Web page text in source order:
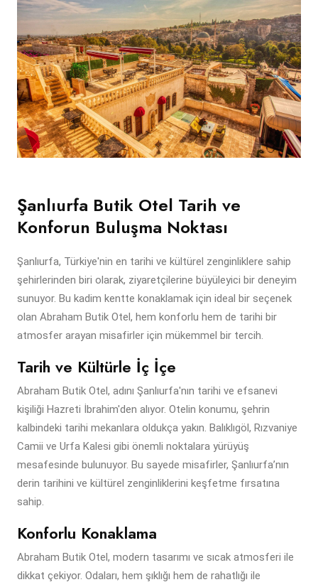
Şanlıurfa Butik Otel Tarih ve
Konforun Buluşma Noktası
Şanlıurfa, Türkiye'nin en tarihi ve kültürel zenginliklere sahip
şehirlerinden biri olarak, ziyaretçilerine büyüleyici bir deneyim
sunuyor. Bu kadim kentte konaklamak için ideal bir seçenek
olan Abraham Butik Otel, hem konforlu hem de tarihi bir
atmosfer arayan misafirler için mükemmel bir tercih.
Tarih ve Kültürle İç İçe
Abraham Butik Otel, adını Şanlıurfa'nın tarihi ve efsanevi
kişiliği Hazreti İbrahim'den alıyor. Otelin konumu, şehrin
kalbindeki tarihi mekanlara oldukça yakın. Balıklıgöl, Rızvaniye
Camii ve Urfa Kalesi gibi önemli noktalara yürüyüş
mesafesinde bulunuyor. Bu sayede misafirler, Şanlıurfa’nın
derin tarihini ve kültürel zenginliklerini keşfetme fırsatına
sahip.
Konforlu Konaklama
Abraham Butik Otel, modern tasarımı ve sıcak atmosferi ile
dikkat çekiyor. Odaları, hem şıklığı hem de rahatlığı ile